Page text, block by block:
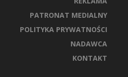
PATRONAT MEDIALNY
POLITYKA PRYWATNOŚCI
NADAWCA
KONTAKT